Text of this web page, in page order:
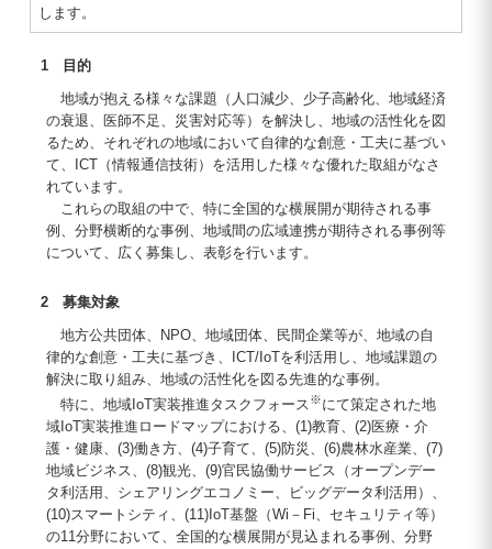
します。
1 目的
地域が抱える様々な課題（人口減少、少子高齢化、地域経済
の衰退、医師不足、災害対応等）を解決し、地域の活性化を図
るため、それぞれの地域において自律的な創意・工夫に基づい
て、ICT（情報通信技術）を活用した様々な優れた取組がなさ
れています。
これらの取組の中で、特に全国的な横展開が期待される事
例、分野横断的な事例、地域間の広域連携が期待される事例等
について、広く募集し、表彰を行います。
2 募集対象
地方公共団体、NPO、地域団体、民間企業等が、地域の自
律的な創意・工夫に基づき、ICT/IoTを利活用し、地域課題の
解決に取り組み、地域の活性化を図る先進的な事例。
特に、地域IoT実装推進タスクフォース※にて策定された地
域IoT実装推進ロードマップにおける、(1)教育、(2)医療・介
護・健康、(3)働き方、(4)子育て、(5)防災、(6)農林水産業、(7)
地域ビジネス、(8)観光、(9)官民協働サービス（オープンデー
タ利活用、シェアリングエコノミー、ビッグデータ利活用）、
(10)スマートシティ、(11)IoT基盤（Wi－Fi、セキュリティ等）
の11分野において、全国的な横展開が見込まれる事例、分野